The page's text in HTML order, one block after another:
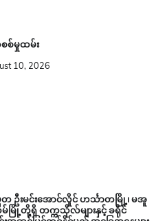
စ်မှုထမ်း
10, 2026
တ ဦးမင်းအောင်လှိုင် ဟင်္သာတမြို့၊ မအူ
မြို့တို့ရှိ တက္ကသိုလ်များနှင့် ခရိုင်